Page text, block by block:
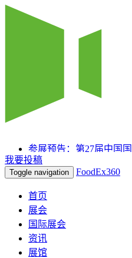
参展预告：第27届中国
参展预告：SIAL 西雅国
参展预告：
会
我要投稿
Toggle navigation FoodEx360
首页
展会
国际展会
资讯
展馆